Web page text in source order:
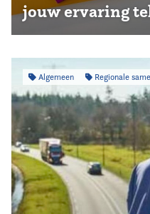
jouw ervaring
Algemeen Regionale samenwerking